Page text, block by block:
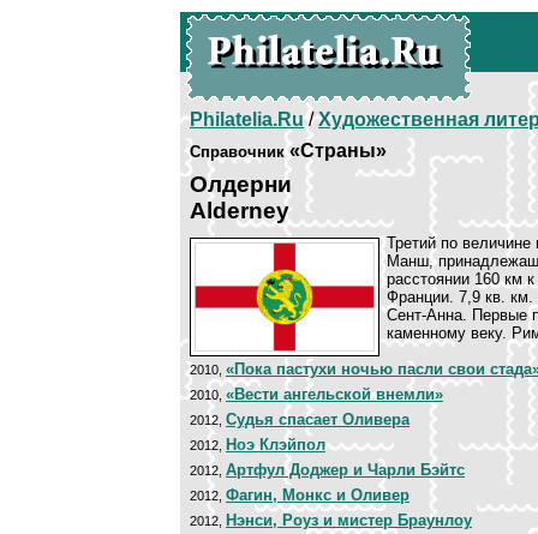
Philatelia.Ru/Художественная
Справочник«Страны»
Олдерни
Alderney
Третий по
Манш,
расстоянии 160 км
Франции. 7,9 кв.
Сент-Анна. Первые
каменному веку.
2010, «Пока пастухи ночью пасли свои
2010, «Вести ангельской внемли»
2012, Судья спасает Оливера
2012, Ноэ Клэйпол
2012, Артфул Доджер и Чарли Бэйтс
2012, Фагин, Монкс и Оливер
2012, Нэнси, Роуз и мистер Браунлоу